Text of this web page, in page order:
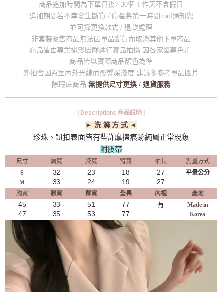
商品追加時間為下單日後7-30個工作天不含假日
追加期間若不幸發生斷貨 / 停產將第一時間mail通知您
並可採更換款式 / 退款處理
非套裝販售商品無法因單品斷貨而取消其他下單商品
商品皆由專業攝影團隊進行實品拍攝 因各家螢幕色差
商品皆以實際商品顏色為準
外拍會因為室內外光線而影響深淺度 建議多參考單品圖片
除瑕疵商品 無提供尺寸更換 / 退貨服務
| Descriptions 商品說明 |
► 洗 滌 方 式 ◄
珍珠、鈕扣表面皆有些許摩擦痕跡純屬正常現象
附腰帶
尺寸 肩寬 腋寬 臂寬 袖長
測量方式
S
M
32
33
23
24
18
19
27
27
平量公分
胸寬 腰寬 臀寬 全長 內裡 產地
45
47
33
35
51
53
77
77
有
Made in
Korea